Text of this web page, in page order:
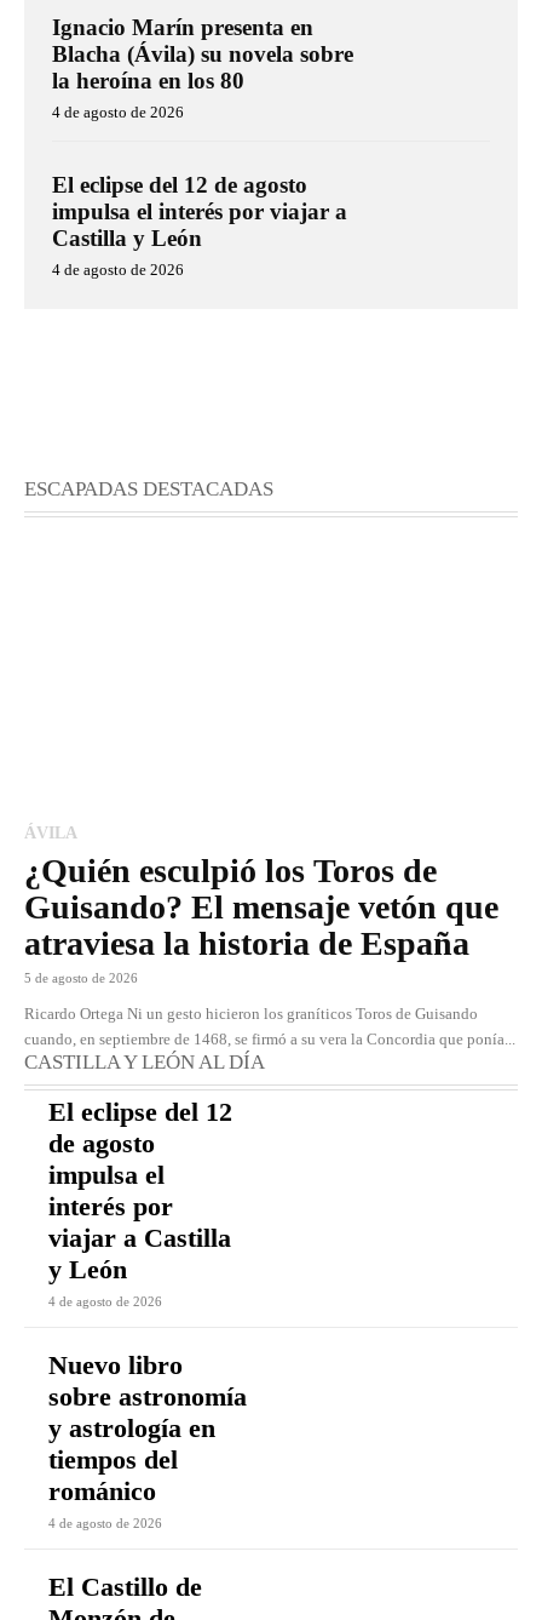
Ignacio Marín presenta en
Blacha (Ávila) su novela sobre
la heroína en los 80
4 de agosto de 2026
El eclipse del 12 de agosto
impulsa el interés por viajar a
Castilla y León
4 de agosto de 2026
ESCAPADAS DESTACADAS
ÁVILA
¿Quién esculpió los Toros de
Guisando? El mensaje vetón que
atraviesa la historia de España
5 de agosto de 2026
Ricardo Ortega Ni un gesto hicieron los graníticos Toros de Guisando
cuando, en septiembre de 1468, se firmó a su vera la Concordia que ponía...
CASTILLA Y LEÓN AL DÍA
El eclipse del 12
de agosto
impulsa el
interés por
viajar a Castilla
y León
4 de agosto de 2026
Nuevo libro
sobre astronomía
y astrología en
tiempos del
románico
4 de agosto de 2026
El Castillo de